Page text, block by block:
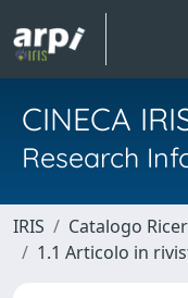
CINECA
Research
IRIS Catalogo
1.1 Articolo in